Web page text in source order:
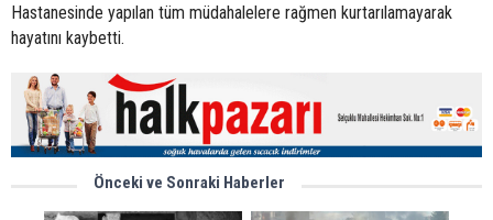
Hastanesinde yapılan tüm müdahalelere rağmen kurtarılamayarak
hayatını kaybetti.
Önceki ve Sonraki Haberler